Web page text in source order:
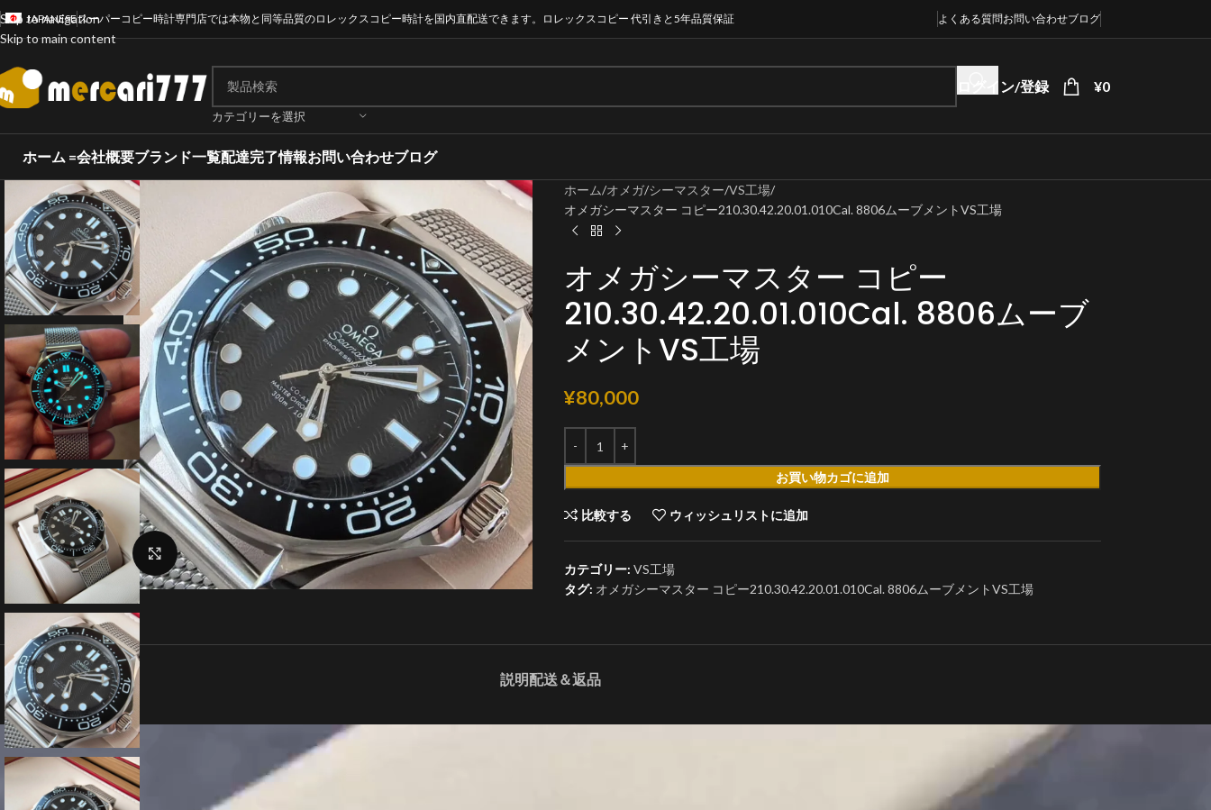
Skip to navigation
Skip to main content
JAPANESEスーパーコピー時計専門店では本物と同等品質のロレックスコピー時計を国内直配送できます。ロレックスコピー 代引きと5年品質保証 よくある質問お問い合わせブログ
カテゴリーを選択
ログイン/登録 ¥0
ホーム =会社概要ブランド一覧配達完了情報お問い合わせブログ
クリックで拡大
ホーム オメガ シーマスター VS工場
オメガシーマスター コピー210.30.42.20.01.010Cal. 8806ムーブメントVS工場
オメガシーマスター コピー
210.30.42.20.01.010Cal. 8806ムーブ
メントVS工場
¥80,000
お買い物カゴに追加
比較する ウィッシュリストに追加
カテゴリー: VS工場
タグ: オメガシーマスター コピー210.30.42.20.01.010Cal. 8806ムーブメントVS工場
説明配送＆返品